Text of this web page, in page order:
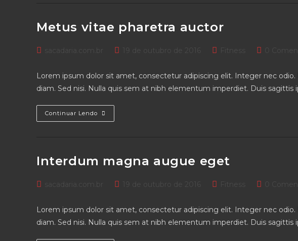
Metus vitae pharetra auctor
Postsacadaria.com.br
Post19 de outubro de 2016
PostFitness
Post0
Lorem ipsum dolor sit amet, consectetur adipiscing elit. Integer nec odio.
diam. Sed nisi. Nulla quis sem at nibh elementum imperdiet. Duis sagittis
Continuar Lendo Metus
Vitae
Interdum magna augue eget
Postsacadaria.com.br
Post19 de outubro de 2016
PostFitness
Post0
Lorem ipsum dolor sit amet, consectetur adipiscing elit. Integer nec odio.
diam. Sed nisi. Nulla quis sem at nibh elementum imperdiet. Duis sagittis